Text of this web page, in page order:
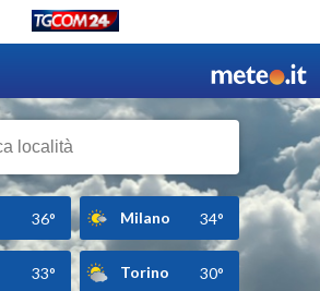
36° Milano 34°
33° Torino 30°